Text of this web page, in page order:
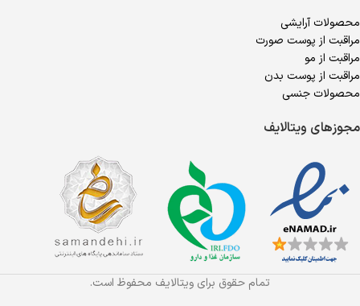
محصولات آرایشی
مراقبت از پوست صورت
مراقبت از مو
مراقبت از پوست بدن
محصولات جنسی
مجوزهای ویتالایف
تمام حقوق برای ویتالایف محفوظ است.